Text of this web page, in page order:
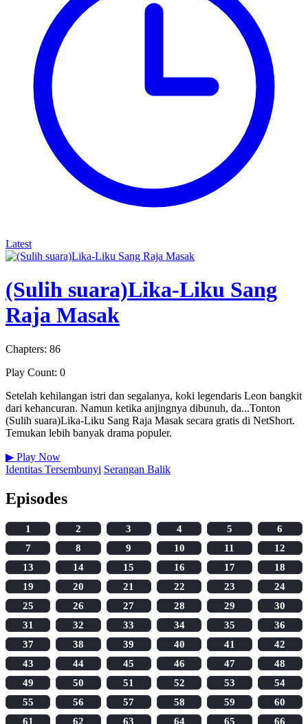
Latest
(Sulih suara)Lika-Liku Sang
Raja Masak
Chapters: 86
Play Count: 0
Setelah kehilangan istri dan segalanya, koki legendaris Leon bangkit
dari kehancuran. Namun ketika anjingnya dibunuh, da...Tonton
(Sulih suara)Lika-Liku Sang Raja Masak secara gratis di NetShort.
Temukan lebih banyak drama populer.
▶ Play Now
Identitas Tersembunyi Serangan Balik
Episodes
1 2 3 4 5
6
7
8 9 10 11
12
13
14 15 16 17
18
19
20 21 22 23
24
25
26 27 28 29
30
31
32 33 34 35
36
37
38 39 40 41
42
43
44 45 46 47
48
49
50 51 52 53
54
55
56 57 58 59
60
61
62 63 64 65 66